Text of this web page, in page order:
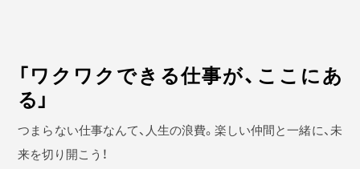
「ワクワクできる仕事が、ここにあ
る」
つまらない仕事なんて、人生の浪費。楽しい仲間と一緒に、未
来を切り開こう！